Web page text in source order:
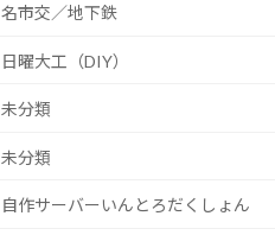
名市交／地下鉄
日曜大工（DIY）
未分類
未分類
自作サーバーいんとろだくしょん